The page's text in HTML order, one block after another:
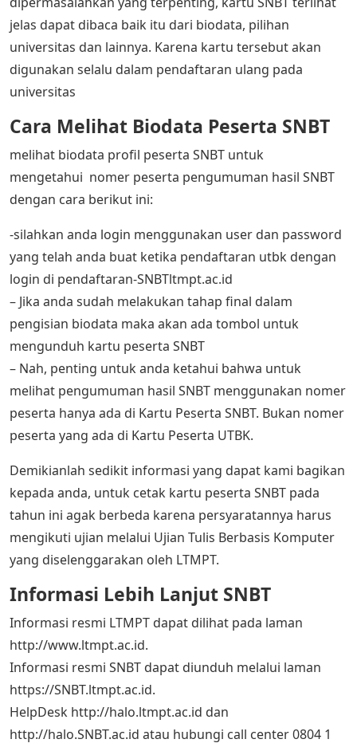
jelas dapat dibaca baik itu dari biodata, pilihan
universitas dan lainnya. Karena kartu tersebut akan
digunakan selalu dalam pendaftaran ulang pada
universitas
Cara Melihat Biodata Peserta SNBT
melihat biodata profil peserta SNBT untuk
mengetahui nomer peserta pengumuman hasil SNBT
dengan cara berikut ini:
-silahkan anda login menggunakan user dan password
yang telah anda buat ketika pendaftaran utbk dengan
login di pendaftaran-SNBTltmpt.ac.id
– Jika anda sudah melakukan tahap final dalam
pengisian biodata maka akan ada tombol untuk
mengunduh kartu peserta SNBT
– Nah, penting untuk anda ketahui bahwa untuk
melihat pengumuman hasil SNBT menggunakan nomer
peserta hanya ada di Kartu Peserta SNBT. Bukan nomer
peserta yang ada di Kartu Peserta UTBK.
Demikianlah sedikit informasi yang dapat kami bagikan
kepada anda, untuk cetak kartu peserta SNBT pada
tahun ini agak berbeda karena persyaratannya harus
mengikuti ujian melalui Ujian Tulis Berbasis Komputer
yang diselenggarakan oleh LTMPT.
Informasi Lebih Lanjut SNBT
Informasi resmi LTMPT dapat dilihat pada laman
http://www.ltmpt.ac.id.
Informasi resmi SNBT dapat diunduh melalui laman
https://SNBT.ltmpt.ac.id.
HelpDesk http://halo.ltmpt.ac.id dan
http://halo.SNBT.ac.id atau hubungi call center 0804 1